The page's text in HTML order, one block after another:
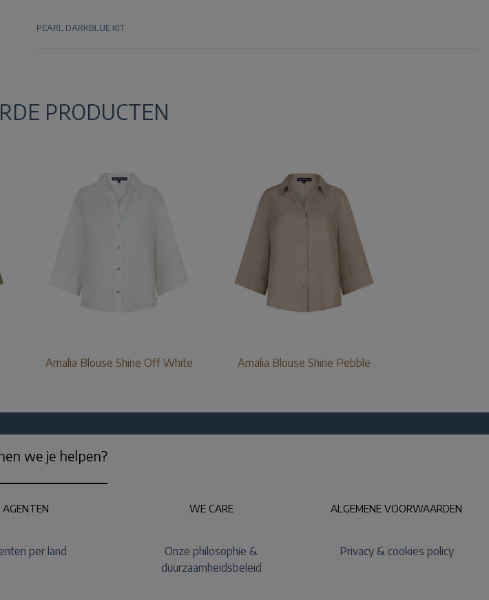
PEARL DARKBLUE KIT
PRODUCTEN
Amalia Blouse Shine Off White Amalia Blouse Shine Pebble
we je helpen?
AGENTEN
per land
WE CARE
Onze philosophie &
duurzaamheidsbeleid
ALGEMENE VOORWAARDEN
Privacy & cookies policy